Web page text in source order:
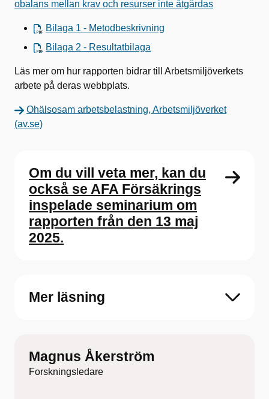
obalans mellan krav och resurser inte åtgärdas
Bilaga 1 - Metodbeskrivning
Bilaga 2 - Resultatbilaga
Läs mer om hur rapporten bidrar till Arbetsmiljöverkets
arbete på deras webbplats.
Ohälsosam arbetsbelastning, Arbetsmiljöverket
(av.se)
Om du vill veta mer, kan du
också se AFA Försäkrings
inspelade seminarium om
rapporten från den 13 maj
2025.
Mer läsning
Magnus Åkerström
Forskningsledare